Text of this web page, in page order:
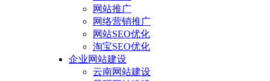
网站推广
网络营销推广
网站SEO优化
淘宝SEO优化
企业网站建设
云南网站建设